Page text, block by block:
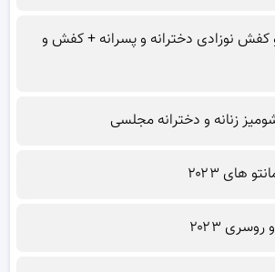
و کفش نوزادی دخترانه و پسرانه + کفش و
زنانه و دخترانه مجلسی
های ۲۰۲۳
۲۰۲۳